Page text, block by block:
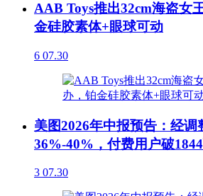
AAB Toys推出32cm海盗女
金硅胶素体+眼球可动
6 07.30
美图2026年中报预告：经调
36%-40%，付费用户破
3 07.30